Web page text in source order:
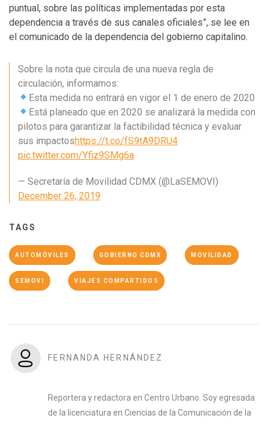
puntual, sobre las políticas implementadas por esta
dependencia a través de sus canales oficiales”, se lee en
el comunicado de la dependencia del gobierno capitalino.
Sobre la nota que circula de una nueva regla de
circulación, informamos:
Esta medida no entrará en vigor el 1 de enero de 2020
Está planeado que en 2020 se analizará la medida con
pilotos para garantizar la factibilidad técnica y evaluar
sus impactoshttps://t.co/fS9tA9DRU4
pic.twitter.com/Yfiz9SMg6a
— Secretaría de Movilidad CDMX (@LaSEMOVI)
December 26, 2019
TAGS
AUTOMÓVILES GOBIERNO CDMX MOVILIDAD
SEMOVI VIAJES COMPARTIDOS
FERNANDA HERNÁNDEZ
Reportera y redactora en Centro Urbano. Soy egresada
de la licenciatura en Ciencias de la Comunicación de la